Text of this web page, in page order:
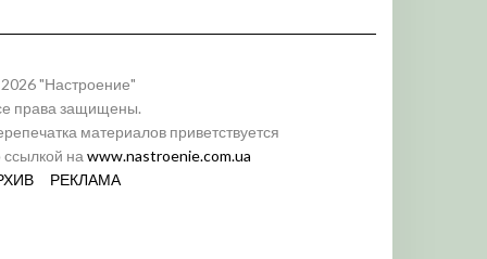
"Настроение"
права защищены.
материалов приветствуется
ссылкой на www.nastroenie.com.ua
РЕКЛАМА